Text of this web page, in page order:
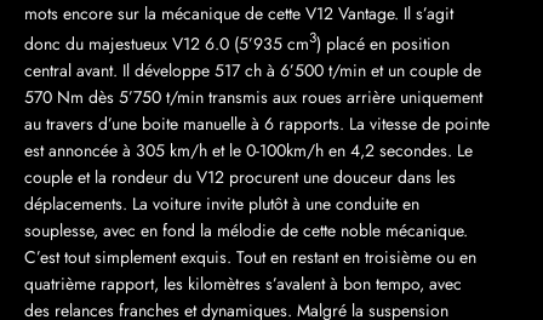
mots encore sur la mécanique de cette V12 Vantage. Il s’agit
donc du majestueux V12 6.0 (5’935 cm3) placé en position
central avant. Il développe 517 ch à 6’500 t/min et un couple de
570 Nm dès 5’750 t/min transmis aux roues arrière uniquement
au travers d’une boite manuelle à 6 rapports. La vitesse de pointe
est annoncée à 305 km/h et le 0-100km/h en 4,2 secondes. Le
couple et la rondeur du V12 procurent une douceur dans les
déplacements. La voiture invite plutôt à une conduite en
souplesse, avec en fond la mélodie de cette noble mécanique.
C’est tout simplement exquis. Tout en restant en troisième ou en
quatrième rapport, les kilomètres s’avalent à bon tempo, avec
des relances franches et dynamiques. Malgré la suspension